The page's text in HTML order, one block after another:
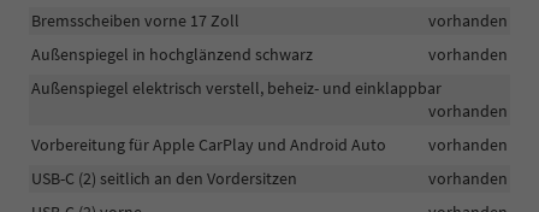
Bremsscheiben vorne 17 Zoll
vorhanden
Außenspiegel in hochglänzend schwarz
vorhanden
Außenspiegel elektrisch verstell, beheiz- und einklappbar
vorhanden
Vorbereitung für Apple CarPlay und Android Auto
vorhanden
USB-C (2) seitlich an den Vordersitzen
vorhanden